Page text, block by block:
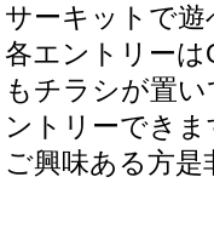
サーキットで
各エントリー
もチラシが置
ントリーできま
ご興味ある方是